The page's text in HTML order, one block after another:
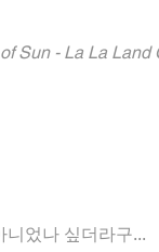
Sun - La La Land
니었나 싶더라구...